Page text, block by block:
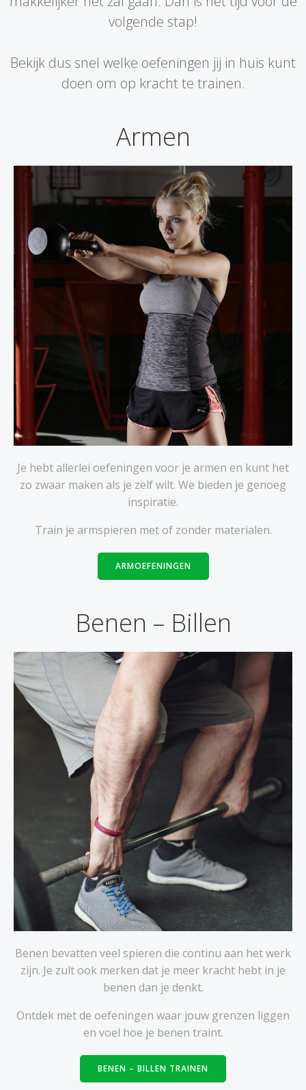
volgende stap!
Bekijk dus snel welke oefeningen jij in huis kunt
doen om op kracht te trainen.
Armen
Je hebt allerlei oefeningen voor je armen en kunt het
zo zwaar maken als je zelf wilt. We bieden je genoeg
inspiratie.
Train je armspieren met of zonder materialen.
ARMOEFENINGEN
Benen – Billen
Benen bevatten veel spieren die continu aan het werk
zijn. Je zult ook merken dat je meer kracht hebt in je
benen dan je denkt.
Ontdek met de oefeningen waar jouw grenzen liggen
en voel hoe je benen traint.
BENEN – BILLEN TRAINEN